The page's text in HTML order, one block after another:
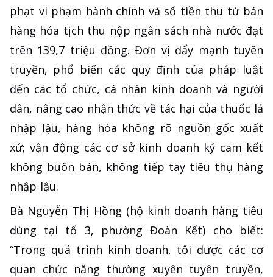
phạt vi phạm hành chính và số tiền thu từ bán
hàng hóa tịch thu nộp ngân sách nhà nước đạt
trên 139,7 triệu đồng. Đơn vị đẩy mạnh tuyên
truyền, phổ biến các quy định của pháp luật
đến các tổ chức, cá nhân kinh doanh và người
dân, nâng cao nhận thức về tác hại của thuốc lá
nhập lậu, hàng hóa không rõ nguồn gốc xuất
xứ; vận động các cơ sở kinh doanh ký cam kết
không buôn bán, không tiếp tay tiêu thụ hàng
nhập lậu.
Bà Nguyễn Thị Hồng (hộ kinh doanh hàng tiêu
dùng tại tổ 3, phường Đoàn Kết) cho biết:
“Trong quá trình kinh doanh, tôi được các cơ
quan chức năng thường xuyên tuyên truyền,